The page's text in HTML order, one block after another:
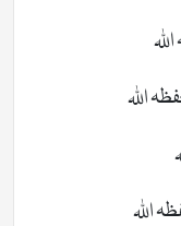
اللہ
اللہ